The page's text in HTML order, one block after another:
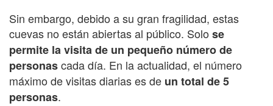
Sin embargo, debido a su gran fragilidad, estas
cuevas no están abiertas al público. Solo se
permite la visita de un pequeño número de
personascada día. En la actualidad, el número
máximo de visitas diarias es de un total de 5
personas.